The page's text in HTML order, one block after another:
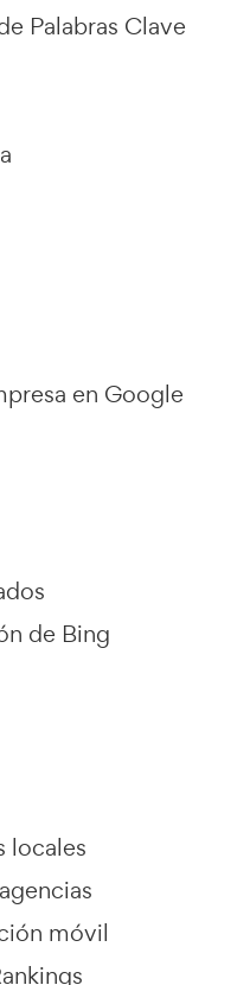
Palabras Clave
en Google
de Bing
locales
móvil